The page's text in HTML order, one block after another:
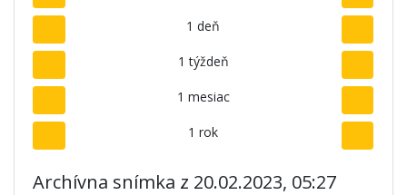
1 deň
1 týždeň
1 mesiac
1 rok
Archívna snímka z 20.02.2023, 05:27